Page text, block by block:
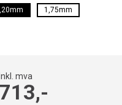
1,75mm
mva